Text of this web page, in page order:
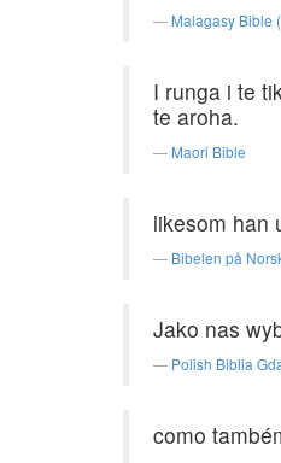
Malagasy Bible
I runga i te
te aroha.
Maori Bible
likesom han
Bibelen på
Jako nas
Polish Biblia
como